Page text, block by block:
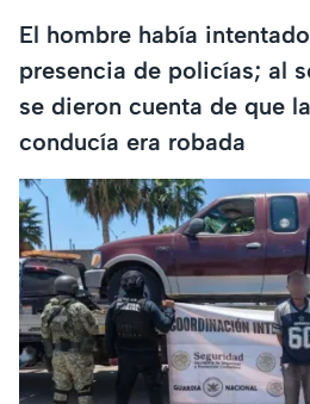
El hombre había
presencia de policías; al
se dieron cuenta de que
conducía era robada